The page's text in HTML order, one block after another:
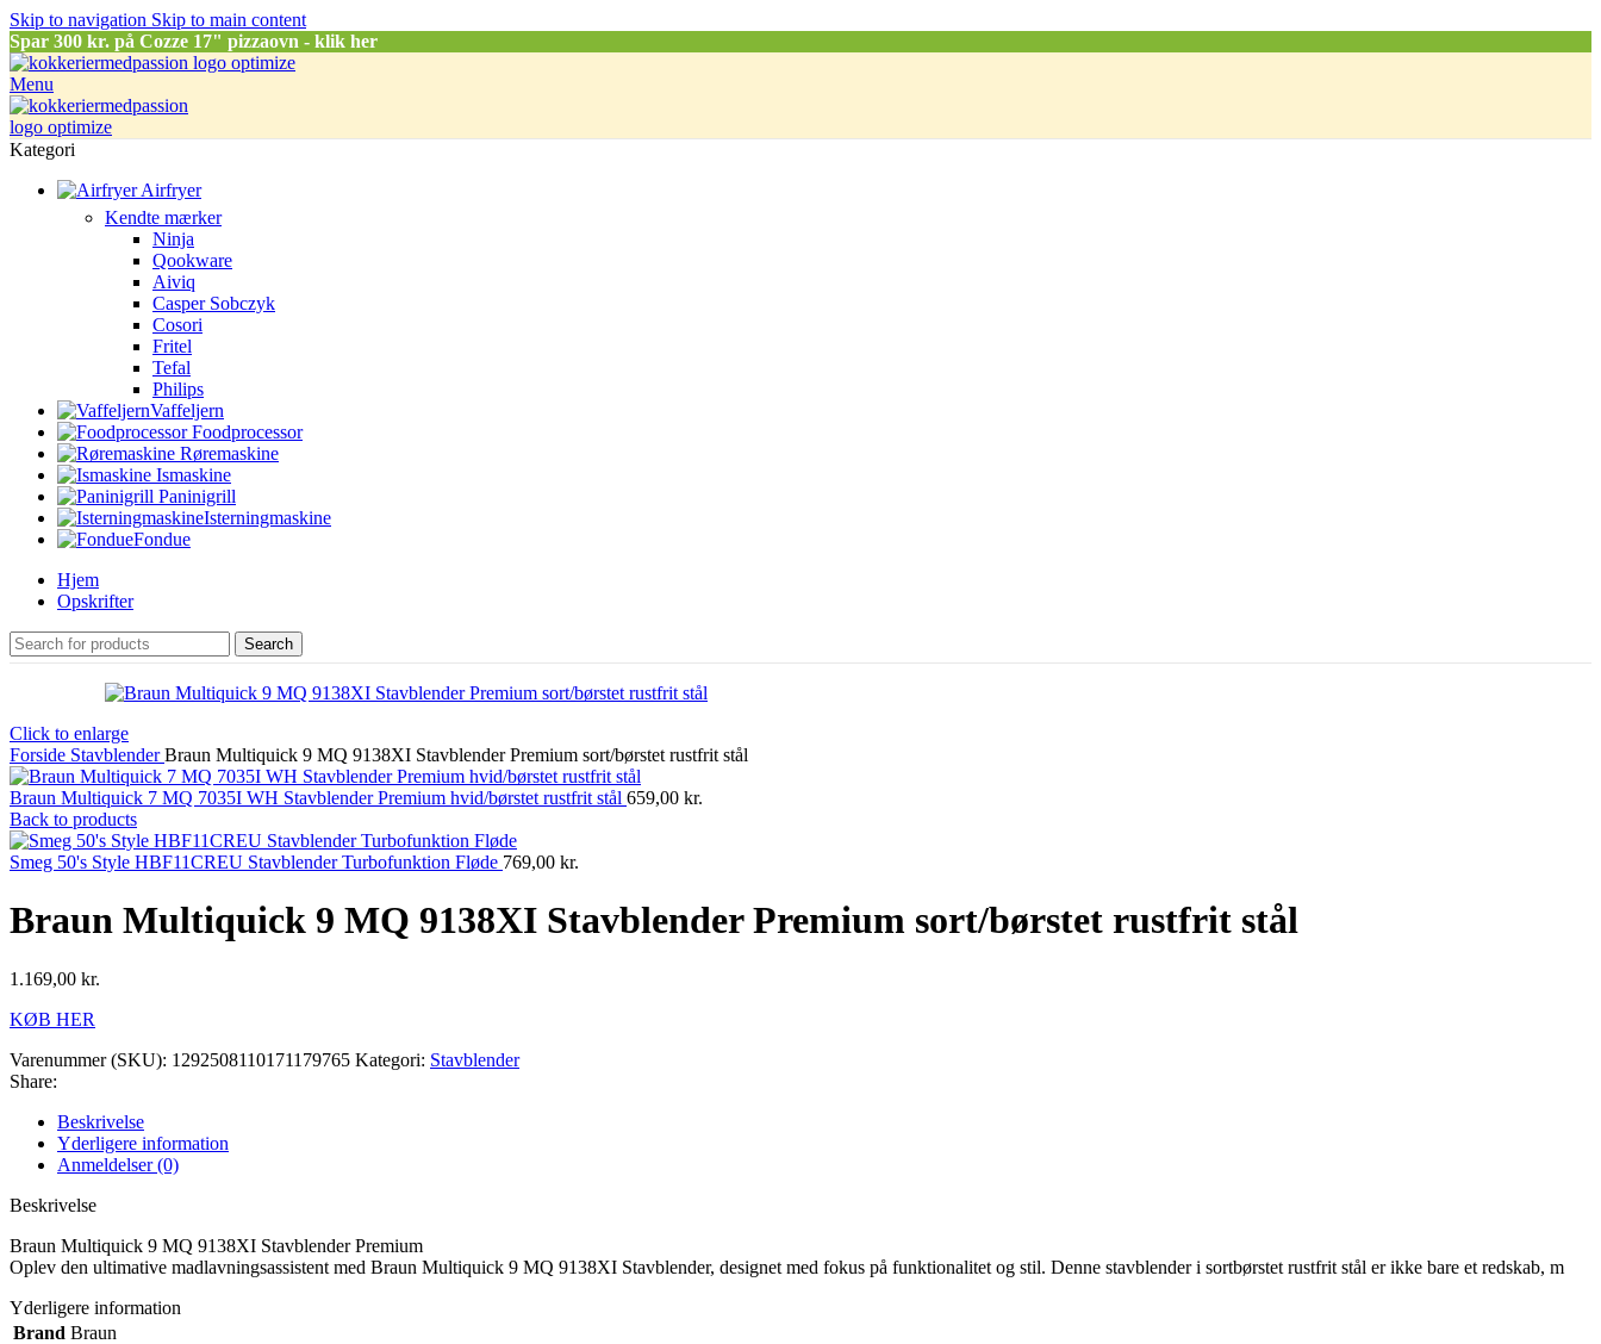
Skip to navigation Skip to main content
Spar 300 kr. på Cozze 17" pizzaovn - klik her
Menu
Kategori
Airfryer
Kendte mærker
Ninja
Qookware
Aiviq
Casper Sobczyk
Cosori
Fritel
Tefal
Philips
Vaffeljern
Foodprocessor
Røremaskine
Ismaskine
Paninigrill
Isterningmaskine
Fondue
Hjem
Opskrifter
Search
Click to enlarge
Forside StavblenderBraun Multiquick 9 MQ 9138XI Stavblender Premium sort/børstet rustfrit stål
Braun Multiquick 7 MQ 7035I WH Stavblender Premium hvid/børstet rustfrit stål 659,00 kr.
Back to products
Smeg 50's Style HBF11CREU Stavblender Turbofunktion Fløde 769,00 kr.
Braun Multiquick 9 MQ 9138XI Stavblender Premium sort/børstet rustfrit stål
1.169,00 kr.
KØB HER
Varenummer (SKU): 1292508110171179765 Kategori: Stavblender
Share:
Beskrivelse
Yderligere information
Anmeldelser (0)
Beskrivelse
Braun Multiquick 9 MQ 9138XI Stavblender Premium
Oplev den ultimative madlavningsassistent med Braun Multiquick 9 MQ 9138XI Stavblender, designet med fokus på funktionalitet og stil. Denne stavblender i sortbørstet rustfrit stål er ikke bare et redskab, m
Yderligere information
Brand Braun